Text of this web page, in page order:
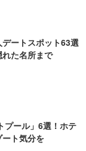
デートスポット63選
れた名所まで
プール」6選！ホテ
ト気分を